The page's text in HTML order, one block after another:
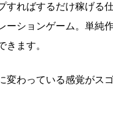
すればするだけ稼げる
ーションゲーム。単純
きます。
変わっている感覚がス